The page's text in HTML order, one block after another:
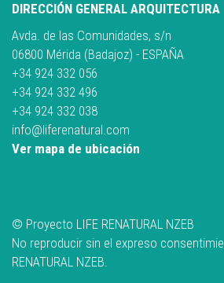
DIRECCIÓN GENERAL ARQUITECTURA
Avda. de las Comunidades, s/n
06800 Mérida (Badajoz) - ESPAÑA
+34 924 332 056
+34 924 332 496
+34 924 332 038
info@liferenatural.com
Ver mapa de ubicación
© Proyecto LIFE RENATURAL NZEB
No reproducir sin el expreso
RENATURAL NZEB.